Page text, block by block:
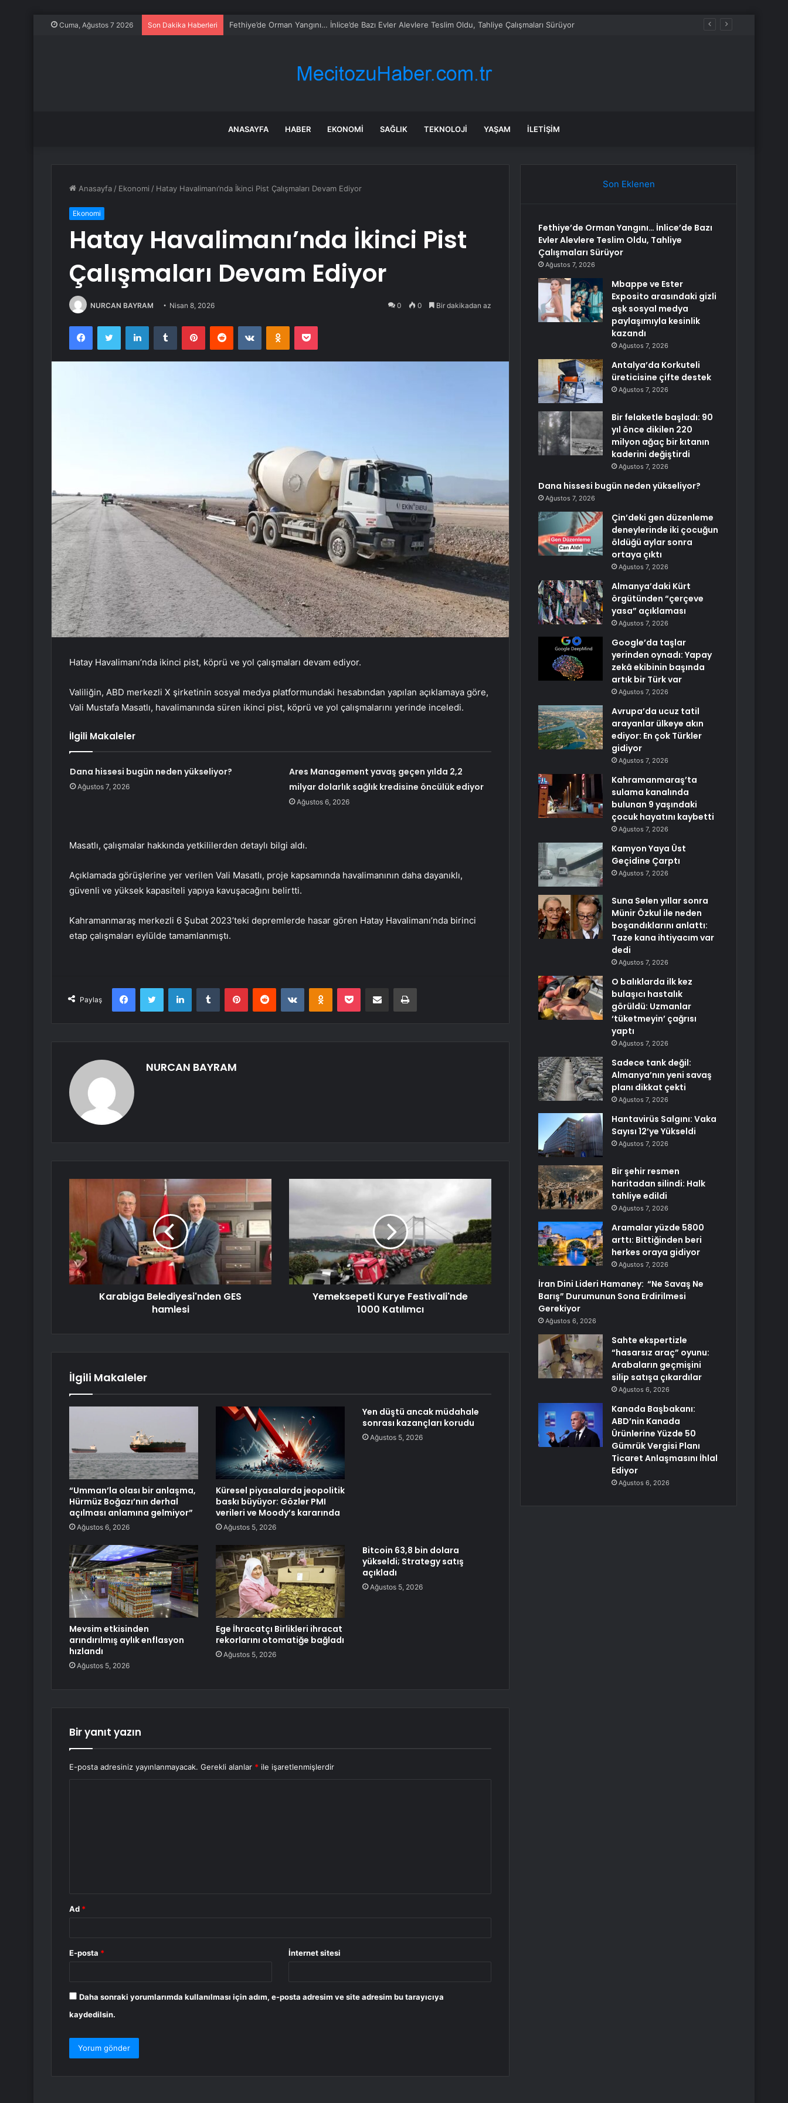
Cuma, Ağustos 7 2026 Son Dakika Haberleri Mbappe ve Ester Exposito arasındaki gizli aşk sosyal medya paylaşımıyla kesinlik kazandı
ANASAYFA HABER EKONOMI SAĞLIK TEKNOLOJI YAŞAM İLETIŞIM
Anasayfa / Ekonomi / Hatay Havalimanı’nda İkinci Pist Çalışmaları Devam Ediyor
Ekonomi
Hatay Havalimanı’nda İkinci Pist
Çalışmaları Devam Ediyor
NURCAN BAYRAM Nisan 8, 2026 0 0 Bir dakikadan az
FacebookTwitter LinkedInTumblr PinterestReddit VKontakteOdnoklassniki
Pocket
Hatay Havalimanı’nda ikinci pist, köprü ve yol çalışmaları devam ediyor.
Valiliğin, ABD merkezli X şirketinin sosyal medya platformundaki hesabından yapılan açıklamaya göre,
Vali Mustafa Masatlı, havalimanında süren ikinci pist, köprü ve yol çalışmalarını yerinde inceledi.
İlgili Makaleler
Dana hissesi bugün neden yükseliyor?
Ağustos 7, 2026
Ares Management yavaş geçen yılda 2,2
milyar dolarlık sağlık kredisine öncülük ediyor
Ağustos 6, 2026
Masatlı, çalışmalar hakkında yetkililerden detaylı bilgi aldı.
Açıklamada görüşlerine yer verilen Vali Masatlı, proje kapsamında havalimanının daha dayanıklı,
güvenli ve yüksek kapasiteli yapıya kavuşacağını belirtti.
Kahramanmaraş merkezli 6 Şubat 2023’teki depremlerde hasar gören Hatay Havalimanı’nda birinci
etap çalışmaları eylülde tamamlanmıştı.
Paylaş
FacebookTwitter LinkedInTumblr PinterestReddit VKontakteOdnoklassniki
Pocket E-Posta ile paylaş Yazdır
NURCAN BAYRAM
Karabiga Belediyesi'nden GES
hamlesi
Yemeksepeti Kurye Festivali'nde
1000 Katılımcı
İlgili Makaleler
“Umman’la olası bir anlaşma,
Hürmüz Boğazı’nın derhal
açılması anlamına gelmiyor”
Ağustos 6, 2026
Küresel piyasalarda jeopolitik
baskı büyüyor: Gözler PMI
verileri ve Moody’s kararında
Ağustos 5, 2026
Yen düştü ancak müdahale
sonrası kazançları korudu
Ağustos 5, 2026
Mevsim etkisinden
arındırılmış aylık enflasyon
hızlandı
Ağustos 5, 2026
Ege İhracatçı Birlikleri ihracat
rekorlarını otomatiğe bağladı
Ağustos 5, 2026
Bitcoin 63,8 bin dolara
yükseldi; Strategy satış
açıkladı
Ağustos 5, 2026
Bir yanıt yazın
E-posta adresiniz yayınlanmayacak. Gerekli alanlar * ile işaretlenmişlerdir
Ad *
E-posta * İnternet sitesi
Daha sonraki yorumlarımda kullanılması için adım, e-posta adresim ve site adresim bu tarayıcıya
kaydedilsin.
Son Eklenen
Fethiye’de Orman Yangını… İnlice’de Bazı
Evler Alevlere Teslim Oldu, Tahliye
Çalışmaları Sürüyor
Ağustos 7, 2026
Mbappe ve Ester
Exposito arasındaki gizli
aşk sosyal medya
paylaşımıyla kesinlik
kazandı
Ağustos 7, 2026
Antalya’da Korkuteli
üreticisine çifte destek
Ağustos 7, 2026
Bir felaketle başladı: 90
yıl önce dikilen 220
milyon ağaç bir kıtanın
kaderini değiştirdi
Ağustos 7, 2026
Dana hissesi bugün neden yükseliyor?
Ağustos 7, 2026
Çin’deki gen düzenleme
deneylerinde iki çocuğun
öldüğü aylar sonra
ortaya çıktı
Ağustos 7, 2026
Almanya’daki Kürt
örgütünden “çerçeve
yasa” açıklaması
Ağustos 7, 2026
Google’da taşlar
yerinden oynadı: Yapay
zekâ ekibinin başında
artık bir Türk var
Ağustos 7, 2026
Avrupa’da ucuz tatil
arayanlar ülkeye akın
ediyor: En çok Türkler
gidiyor
Ağustos 7, 2026
Kahramanmaraş’ta
sulama kanalında
bulunan 9 yaşındaki
çocuk hayatını kaybetti
Ağustos 7, 2026
Kamyon Yaya Üst
Geçidine Çarptı
Ağustos 7, 2026
Suna Selen yıllar sonra
Münir Özkul ile neden
boşandıklarını anlattı:
Taze kana ihtiyacım var
dedi
Ağustos 7, 2026
O balıklarda ilk kez
bulaşıcı hastalık
görüldü: Uzmanlar
‘tüketmeyin’ çağrısı
yaptı
Ağustos 7, 2026
Sadece tank değil:
Almanya’nın yeni savaş
planı dikkat çekti
Ağustos 7, 2026
Hantavirüs Salgını: Vaka
Sayısı 12’ye Yükseldi
Ağustos 7, 2026
Bir şehir resmen
haritadan silindi: Halk
tahliye edildi
Ağustos 7, 2026
Aramalar yüzde 5800
arttı: Bittiğinden beri
herkes oraya gidiyor
Ağustos 7, 2026
İran Dini Lideri Hamaney: “Ne Savaş Ne
Barış” Durumunun Sona Erdirilmesi
Gerekiyor
Ağustos 6, 2026
Sahte ekspertizle
“hasarsız araç” oyunu:
Arabaların geçmişini
silip satışa çıkardılar
Ağustos 6, 2026
Kanada Başbakanı:
ABD’nin Kanada
Ürünlerine Yüzde 50
Gümrük Vergisi Planı
Ticaret Anlaşmasını İhlal
Ediyor
Ağustos 6, 2026